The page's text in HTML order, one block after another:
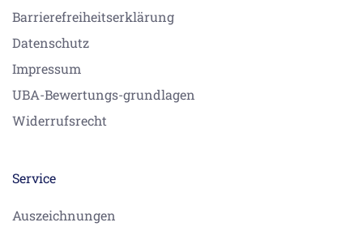
Barrierefreiheitserklärung
Datenschutz
Impressum
UBA-Bewertungs-grundlagen
Widerrufsrecht
Service
Auszeichnungen